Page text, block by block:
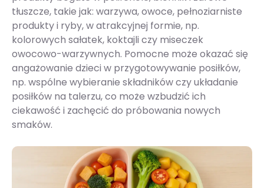
tłuszcze, takie jak: warzywa, owoce, pełnoziarniste
produkty i ryby, w atrakcyjnej formie, np.
kolorowych sałatek, koktajli czy miseczek
owocowo-warzywnych. Pomocne może okazać się
angażowanie dzieci w przygotowywanie posiłków,
np. wspólne wybieranie składników czy układanie
posiłków na talerzu, co może wzbudzić ich
ciekawość i zachęcić do próbowania nowych
smaków.